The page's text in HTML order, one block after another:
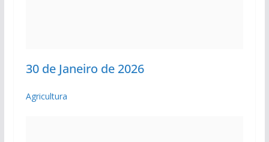
30 de Janeiro de 2026
Agricultura